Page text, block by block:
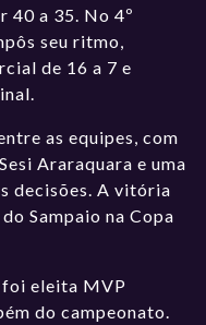
40 a 35. No 4º
seu ritmo,
de 16 a 7 e
as equipes, com
Araraquara e uma
decisões. A vitória
Sampaio na Copa
foi eleita MVP
do campeonato.